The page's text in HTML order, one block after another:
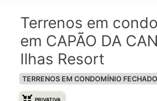
Terrenos em
em CAPÃO DA
Ilhas Resort
TERRENOS EM CONDOMÍNIO FECHADO
PRIVATIVA